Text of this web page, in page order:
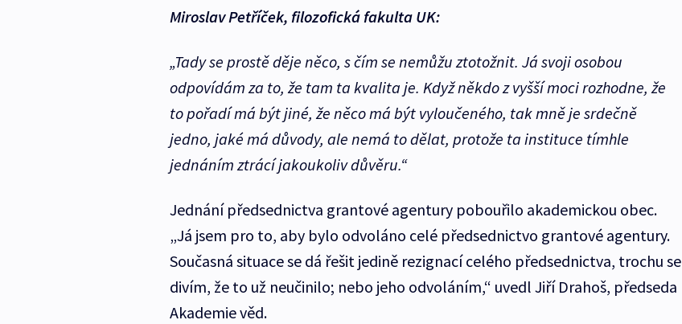
Miroslav Petříček, filozofická fakulta UK:
„Tady se prostě děje něco, s čím se nemůžu ztotožnit. Já svoji osobou
odpovídám za to, že tam ta kvalita je. Když někdo z vyšší moci rozhodne, že
to pořadí má být jiné, že něco má být vyloučeného, tak mně je srdečně
jedno, jaké má důvody, ale nemá to dělat, protože ta instituce tímhle
jednáním ztrácí jakoukoliv důvěru.“
Jednání předsednictva grantové agentury pobouřilo akademickou obec.
„Já jsem pro to, aby bylo odvoláno celé předsednictvo grantové agentury.
Současná situace se dá řešit jedině rezignací celého předsednictva, trochu se
divím, že to už neučinilo; nebo jeho odvoláním,“ uvedl Jiří Drahoš, předseda
Akademie věd.